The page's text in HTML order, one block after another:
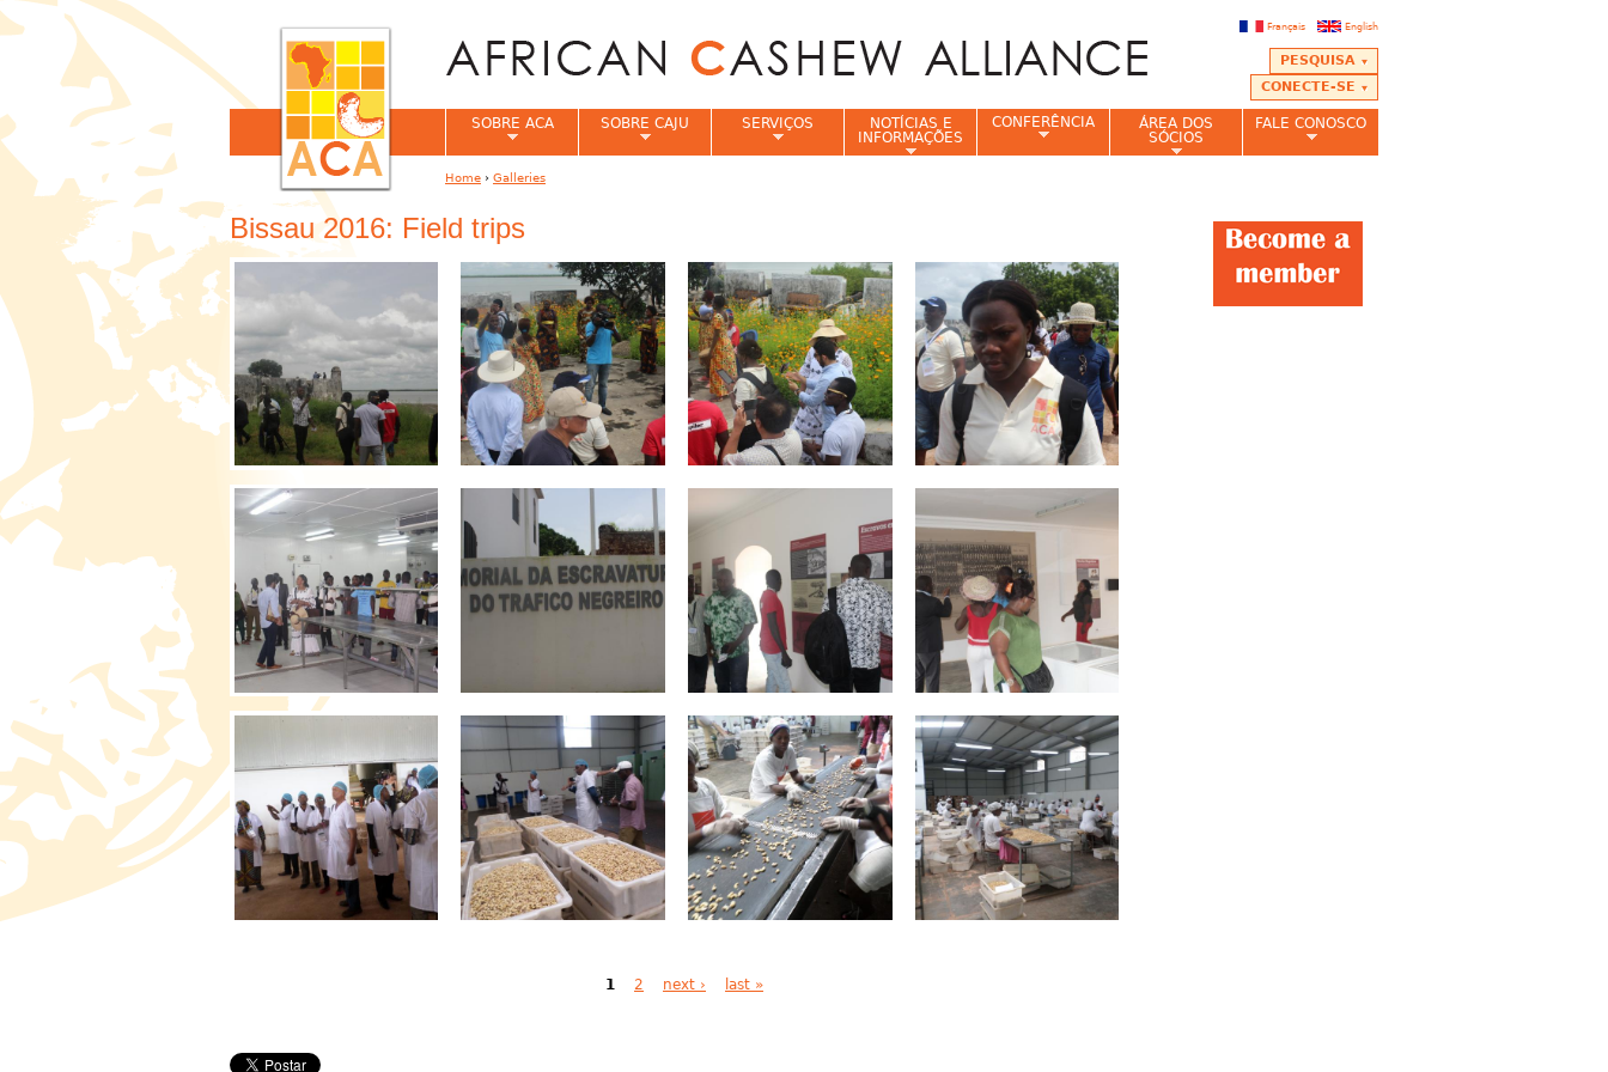
English
Français
PESQUISA
CONECTE-SE
Bissau 2016: Field trips
1 2 next › last »
SOBRE ACA SOBRE CAJU SERVIÇOS
NOTÍCIAS E
INFORMAÇÕES
CONFERÊNCIA
ÁREA DOS
SÓCIOS
FALE CONOSCO
Home › Galleries